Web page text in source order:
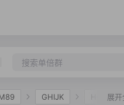
GHIJK 展开